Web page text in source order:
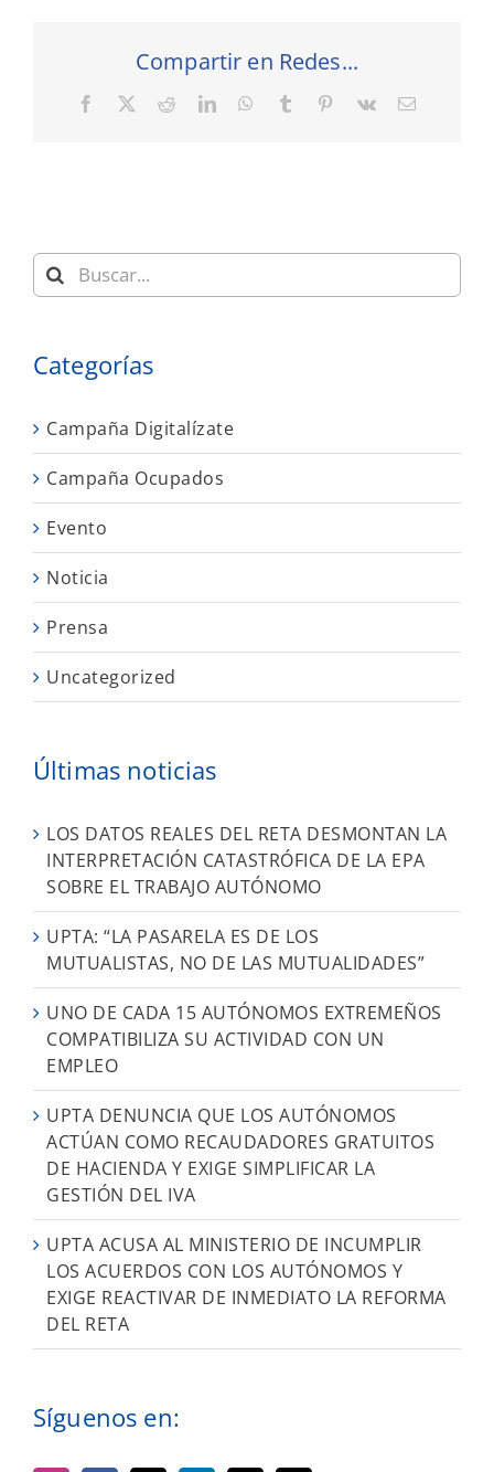
Compartir en Redes...
Facebook RedditLinkedInWhatsApp
Tumblr Pinterest
Vk
Correo
Buscar:
Categorías
Campaña Digitalízate
Campaña Ocupados
Evento
Noticia
Prensa
Uncategorized
Últimas noticias
LOS DATOS REALES DEL RETA DESMONTAN LA
INTERPRETACIÓN CATASTRÓFICA DE LA EPA
SOBRE EL TRABAJO AUTÓNOMO
UPTA: “LA PASARELA ES DE LOS
MUTUALISTAS, NO DE LAS MUTUALIDADES”
UNO DE CADA 15 AUTÓNOMOS EXTREMEÑOS
COMPATIBILIZA SU ACTIVIDAD CON UN
EMPLEO
UPTA DENUNCIA QUE LOS AUTÓNOMOS
ACTÚAN COMO RECAUDADORES GRATUITOS
DE HACIENDA Y EXIGE SIMPLIFICAR LA
GESTIÓN DEL IVA
UPTA ACUSA AL MINISTERIO DE INCUMPLIR
LOS ACUERDOS CON LOS AUTÓNOMOS Y
EXIGE REACTIVAR DE INMEDIATO LA REFORMA
DEL RETA
Síguenos en: